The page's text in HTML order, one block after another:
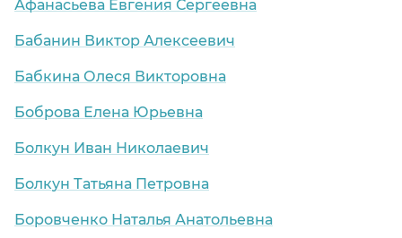
Афанасьева Евгения Сергеевна
Бабанин Виктор Алексеевич
Бабкина Олеся Викторовна
Боброва Елена Юрьевна
Болкун Иван Николаевич
Болкун Татьяна Петровна
Боровченко Наталья Анатольевна